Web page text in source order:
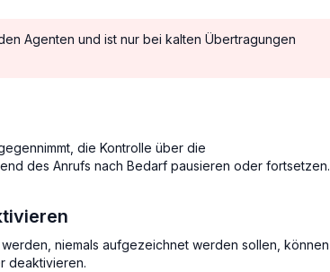
Agenten und ist nur bei kalten Übertragungen
die Kontrolle über die
des Anrufs nach Bedarf pausieren oder fortsetzen.
niemals aufgezeichnet werden sollen, können
deaktivieren.